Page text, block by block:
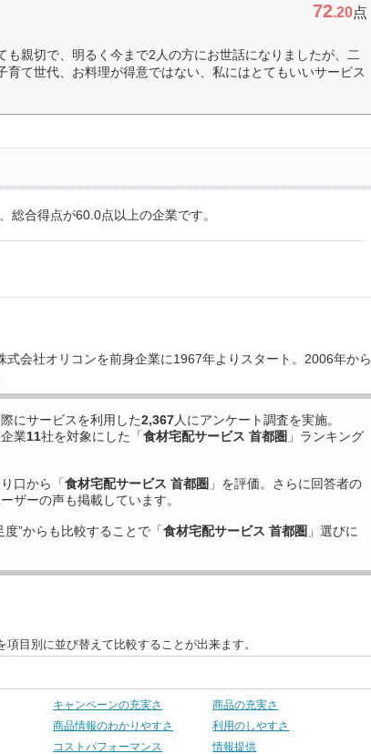
72.20点
も親切で、明るく今まで2人の方にお世話になりましたが、二
育て世代、お料理が得意ではない、私にはとてもいいサービス
総合得点が60.0点以上の企業です。
式会社オリコンを前身企業に1967年よりスタート。2006年から
にサービスを利用した2,367人にアンケート調査を実施。
業11社を対象にした「食材宅配サービス 首都圏 」ランキング
口から「食材宅配サービス 首都圏 」を評価。さらに回答者の
ザーの声も掲載しています。
”からも比較することで「食材宅配サービス 首都圏 」選びに
目別に並び替えて比較することが出来ます。
キャンペーンの充実さ
商品の充実さ
商品情報のわかりやすさ
利用のしやすさ
コストパフォーマンス
情報提供